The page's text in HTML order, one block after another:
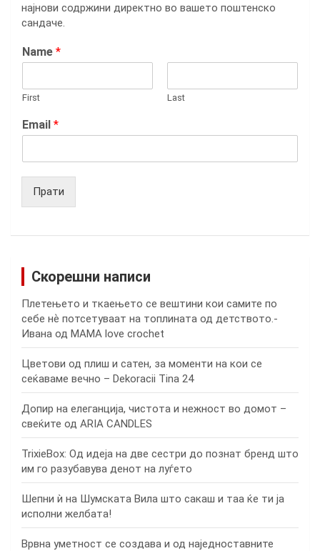
најнови содржини директно во вашето поштенско
сандаче.
Name *
First Last
Email *
Прати
Скорешни написи
Плетењето и ткаењето се вештини кои самите по
себе нѐ потсетуваат на топлината од детството.-
Ивана од MAMA love crochet
Цветови од плиш и сатен, за моменти на кои се
сеќаваме вечно – Dekoracii Tina 24
Допир на елеганција, чистота и нежност во домот –
свеќите од ARIA CANDLES
TrixieBox: Од идеја на две сестри до познат бренд што
им го разубавува денот на луѓето
Шепни ѝ на Шумската Вила што сакаш и таа ќе ти ја
исполни желбата!
Врвна уметност се создава и од наједноставните